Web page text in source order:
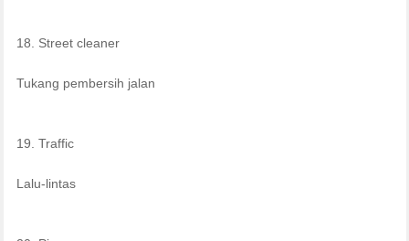
18. Street cleaner
Tukang pembersih jalan
19. Traffic
Lalu-lintas